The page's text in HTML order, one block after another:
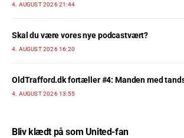
4. AUGUST 2026 21:44
Skal du være vores nye podcastvært?
4. AUGUST 2026 16:20
OldTrafford.dk fortæller #4: Manden med
4. AUGUST 2026 13:55
Bliv klædt på som United-fan